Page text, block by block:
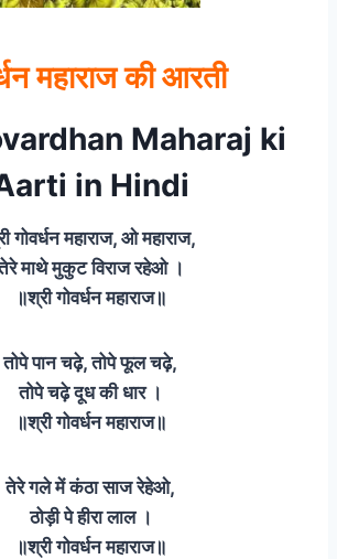
महाराज की आरती
Maharaj ki
in Hindi
गोवर्धन महाराज, ओ महाराज,
माथे मुकुट विराज रहेओ ।
॥श्री गोवर्धन महाराज॥
तोपे पान चढ़े, तोपे फूल चढ़े,
तोपे चढ़े दूध की धार ।
॥श्री गोवर्धन महाराज॥
तेरे गले में कंठा साज रेहेओ,
ठोड़ी पे हीरा लाल ।
॥श्री गोवर्धन महाराज॥